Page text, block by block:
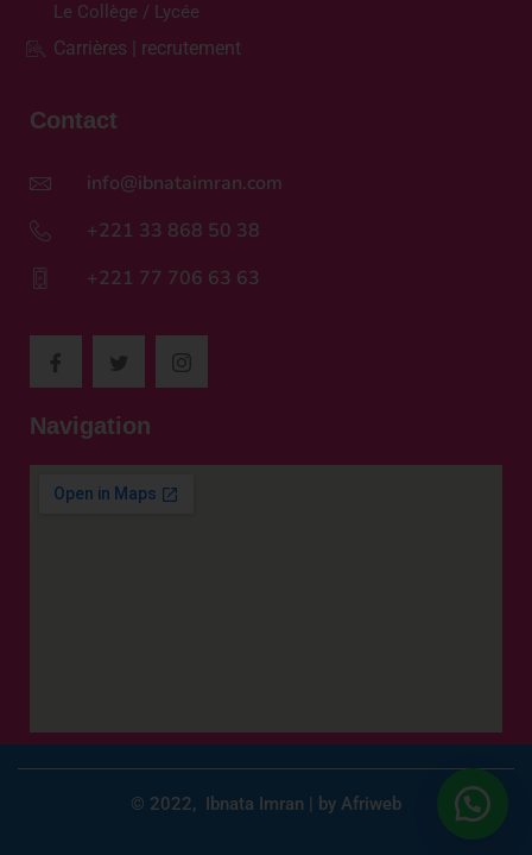
Le Collège / Lycée
Carrières | recrutement
Contact
info@ibnataimran.com
+221 33 868 50 38
+221 77 706 63 63
Navigation
© 2022, Ibnata Imran | by Afriweb